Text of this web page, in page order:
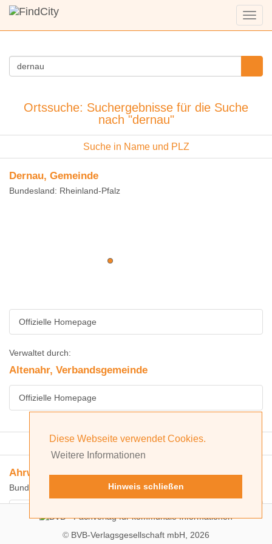
Diese Webseite verwendet Cookies.
Weitere Informationen
Hinweis schließen
Menü
Ortssuche: Suchergebnisse für die Suche
nach "dernau"
Suche in Name und PLZ
Dernau, Gemeinde
Bundesland: Rheinland-Pfalz
Offizielle Homepage
Verwaltet durch:
Altenahr, Verbandsgemeinde
Offizielle Homepage
Erweiterte Suche
Ahrweiler, Landkreis
Bundesland: Rheinland-Pfalz
© BVB-Verlagsgesellschaft mbH, 2026